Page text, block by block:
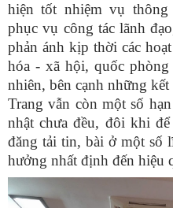
hiện tốt nhiệm vụ
phục vụ công tác lãnh
phản ánh kịp thời các
hóa - xã hội, quốc
nhiên, bên cạnh những
Trang vẫn còn một số
nhật chưa đều, đôi khi
đăng tải tin, bài ở một số
hưởng nhất định đến hiệu